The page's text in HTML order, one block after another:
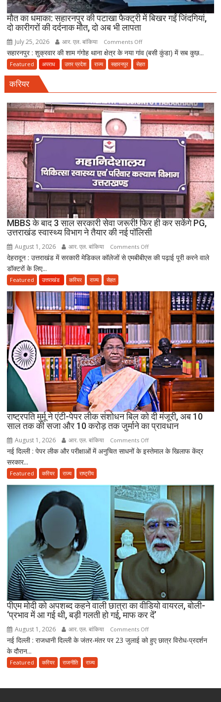
पर
FIR
मौत का धमाका: सहारनपुर की पटाखा फैक्ट्री में बिखर गईं जिंदगियां,
दो कारीगरों की दर्दनाक मौत, दो अब भी लापता
July 25, 2026 आर. एल. बांकिया Comments Offon
मौत
का
की
पटाखा
फैक्ट्री
में
बिखर
जिंदगियां,
दो
की
दर्दनाक
मौत,
दो
अब
भी
लापता
सहारनपुर : शुक्रवार की शाम गंगोह थाना क्षेत्र के नया गांव (बसी कुंडा) में सब कुछ...
Featured अपराध उत्तर प्रदेश राज्य सहारनपुर सेहत
करियर
MBBS के बाद 3 साल सरकारी सेवा जरूरी! फिर ही कर सकेंगे PG,
उत्तराखंड स्वास्थ्य विभाग ने तैयार की नई पॉलिसी
August 1, 2026 आर. एल. बांकिया Comments Offon
MBBS
3
साल
सरकारी
सेवा
जरूरी!
फिर
ही
कर
सकेंगे
PG,
उत्तराखंड
स्वास्थ्य
विभाग
ने
तैयार
की
देहरादून : उत्तराखंड में सरकारी मेडिकल कॉलेजों से एमबीबीएस की पढ़ाई पूरी करने वाले
डॉक्टरों के लिए...
Featured उत्तराखंड करियर राज्य सेहत
राष्ट्रपति मुर्मू ने एंटी-पेपर लीक संशोधन बिल को दी मंजूरी, अब 10
साल तक की सजा और 10 करोड़ तक जुर्माने का प्रावधान
August 1, 2026 आर. एल. बांकिया Comments Offon
राष्ट्रपति
एंटी-
पेपर
लीक
संशोधन
बिल
को
दी
मंजूरी,
अब
10
तक
की
10
का
नई दिल्ली : पेपर लीक और परीक्षाओं में अनुचित साधनों के इस्तेमाल के खिलाफ केंद्र
सरकार...
Featured करियर राज्य राष्ट्रीय
पीएम मोदी को अपशब्द कहने वाली छात्रा का वीडियो वायरल, बोली-
‘प्रभाव में आ गई थी, बड़ी गलती हो गई, माफ कर दें’
August 1, 2026 आर. एल. बांकिया Comments Offon
पीएम
नई दिल्ली : राजधानी दिल्ली के जंतर-मंतर पर 23 जुलाई को हुए छात्र विरोध-प्रदर्शन
के दौरान...
Featured करियर राजनीति राज्य